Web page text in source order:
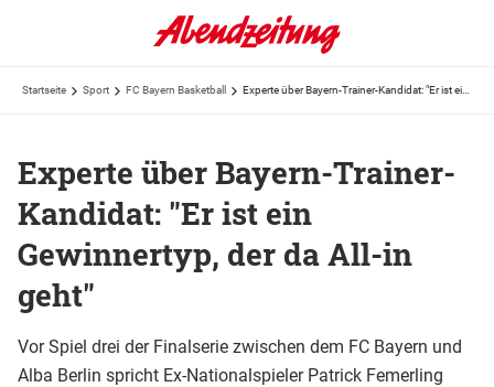
Startseite Sport FC Bayern Basketball
Experte über Bayern-Trainer-
Kandidat: "Er ist ein
Gewinnertyp, der da All-in
geht"
Vor Spiel drei der Finalserie zwischen dem FC Bayern und
Alba Berlin spricht Ex-Nationalspieler Patrick Femerling